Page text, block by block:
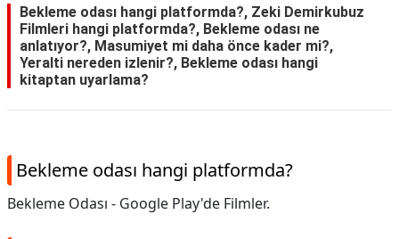
Bekleme odası hangi platformda?, Zeki Demirkubuz
Filmleri hangi platformda?, Bekleme odası ne
anlatıyor?, Masumiyet mi daha önce kader mi?,
Yeralti nereden izlenir?, Bekleme odası hangi
kitaptan uyarlama?
Bekleme odası hangi platformda?
Bekleme Odası - Google Play'de Filmler.